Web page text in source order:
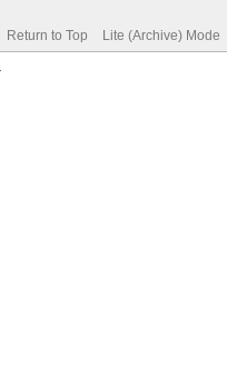
Return to Top Lite (Archive) Mode